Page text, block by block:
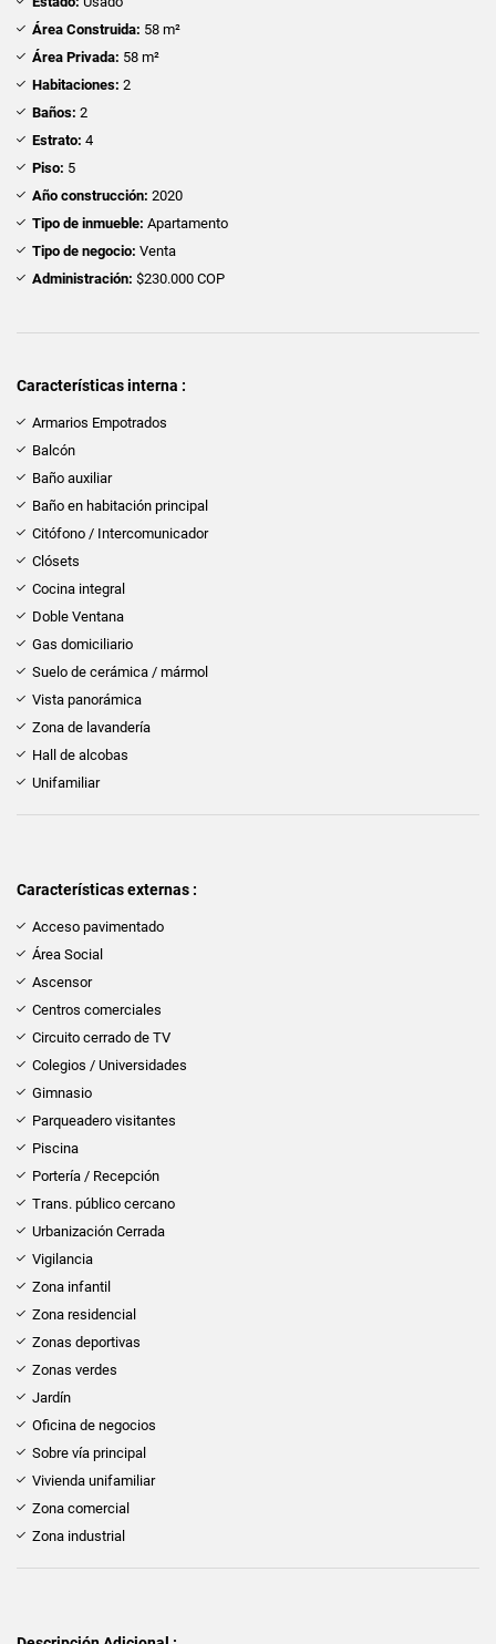
Área Construida: 58 m²
Área Privada: 58 m²
Habitaciones: 2
Baños: 2
Estrato: 4
Piso: 5
Año construcción: 2020
Tipo de inmueble: Apartamento
Tipo de negocio: Venta
Administración: $230.000 COP
Características interna :
Armarios Empotrados
Balcón
Baño auxiliar
Baño en habitación principal
Citófono / Intercomunicador
Clósets
Cocina integral
Doble Ventana
Gas domiciliario
Suelo de cerámica / mármol
Vista panorámica
Zona de lavandería
Hall de alcobas
Unifamiliar
Características externas :
Acceso pavimentado
Área Social
Ascensor
Centros comerciales
Circuito cerrado de TV
Colegios / Universidades
Gimnasio
Parqueadero visitantes
Piscina
Portería / Recepción
Trans. público cercano
Urbanización Cerrada
Vigilancia
Zona infantil
Zona residencial
Zonas deportivas
Zonas verdes
Jardín
Oficina de negocios
Sobre vía principal
Vivienda unifamiliar
Zona comercial
Zona industrial